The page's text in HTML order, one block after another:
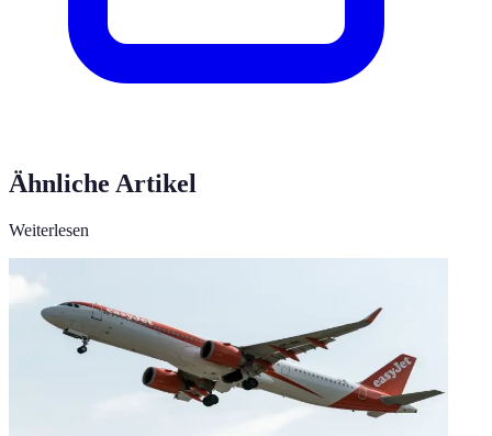
Ähnliche Artikel
Weiterlesen